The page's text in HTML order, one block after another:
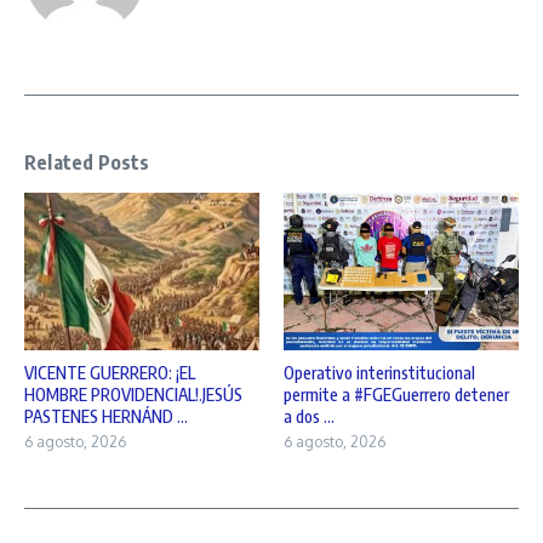
Related Posts
VICENTE GUERRERO: ¡EL
HOMBRE PROVIDENCIAL!.JESÚS
PASTENES HERNÁND ...
6 agosto, 2026
Operativo interinstitucional
permite a #FGEGuerrero detener
a dos ...
6 agosto, 2026